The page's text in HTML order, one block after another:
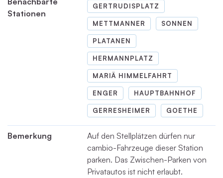
Stationen
GERTRUDISPLATZ
METTMANNER SONNEN
PLATANEN
HERMANNPLATZ
MARIÄ HIMMELFAHRT
ENGER HAUPTBAHNHOF
GERRESHEIMER GOETHE
Bemerkung
Auf den Stellplätzen dürfen nur
cambio-Fahrzeuge dieser Station
parken. Das Zwischen-Parken von
Privatautos ist nicht erlaubt.